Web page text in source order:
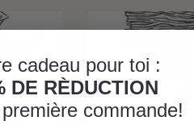
cadeau pour toi :
DE RÈDUCTION
commande!